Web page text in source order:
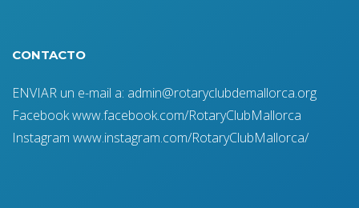
CONTACTO
ENVIAR un e-mail a: admin@rotaryclubdemallorca.org
Facebook www.facebook.com/RotaryClubMallorca
Instagram www.instagram.com/RotaryClubMallorca/